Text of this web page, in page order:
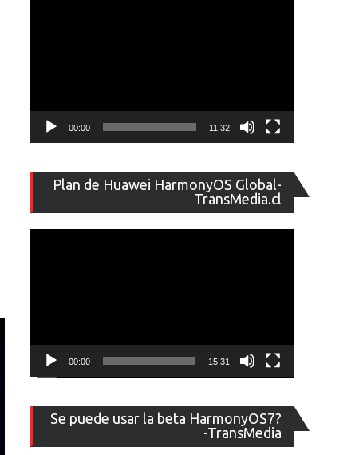
00:00 11:32
Plan de Huawei HarmonyOS Global-
TransMedia.cl
de
vídeo
00:00 15:31
Se puede usar la beta HarmonyOS7?
-TransMedia
de
vídeo